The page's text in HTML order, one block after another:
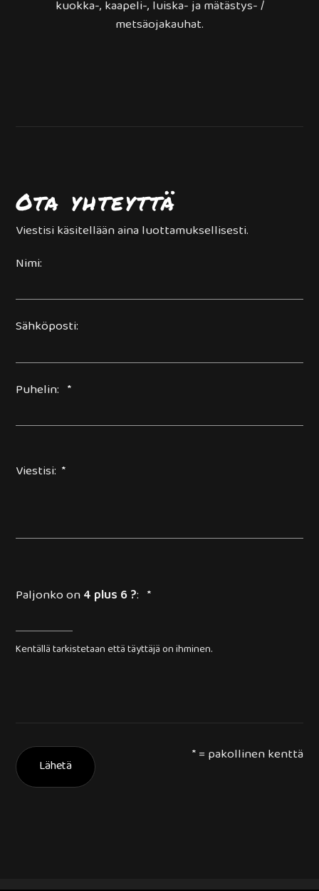
kuokka-, kaapeli-, luiska- ja mätästys- /
metsäojakauhat.
Ota yhteyttä
Viestisi käsitellään aina luottamuksellisesti.
Nimi:
Sähköposti:
Puhelin: *
Viestisi: *
Paljonko on4 plus 6 ?: *
Kentällä tarkistetaan että täyttäjä on ihminen.
* = pakollinen kenttä